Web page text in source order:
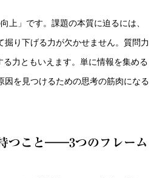
上」です。課題の本質に迫るには、
掘り下げる力が欠かせません。質問力
る力ともいえます。単に情報を集める
因を見つけるための思考の筋肉になる
つこと――3つのフレーム